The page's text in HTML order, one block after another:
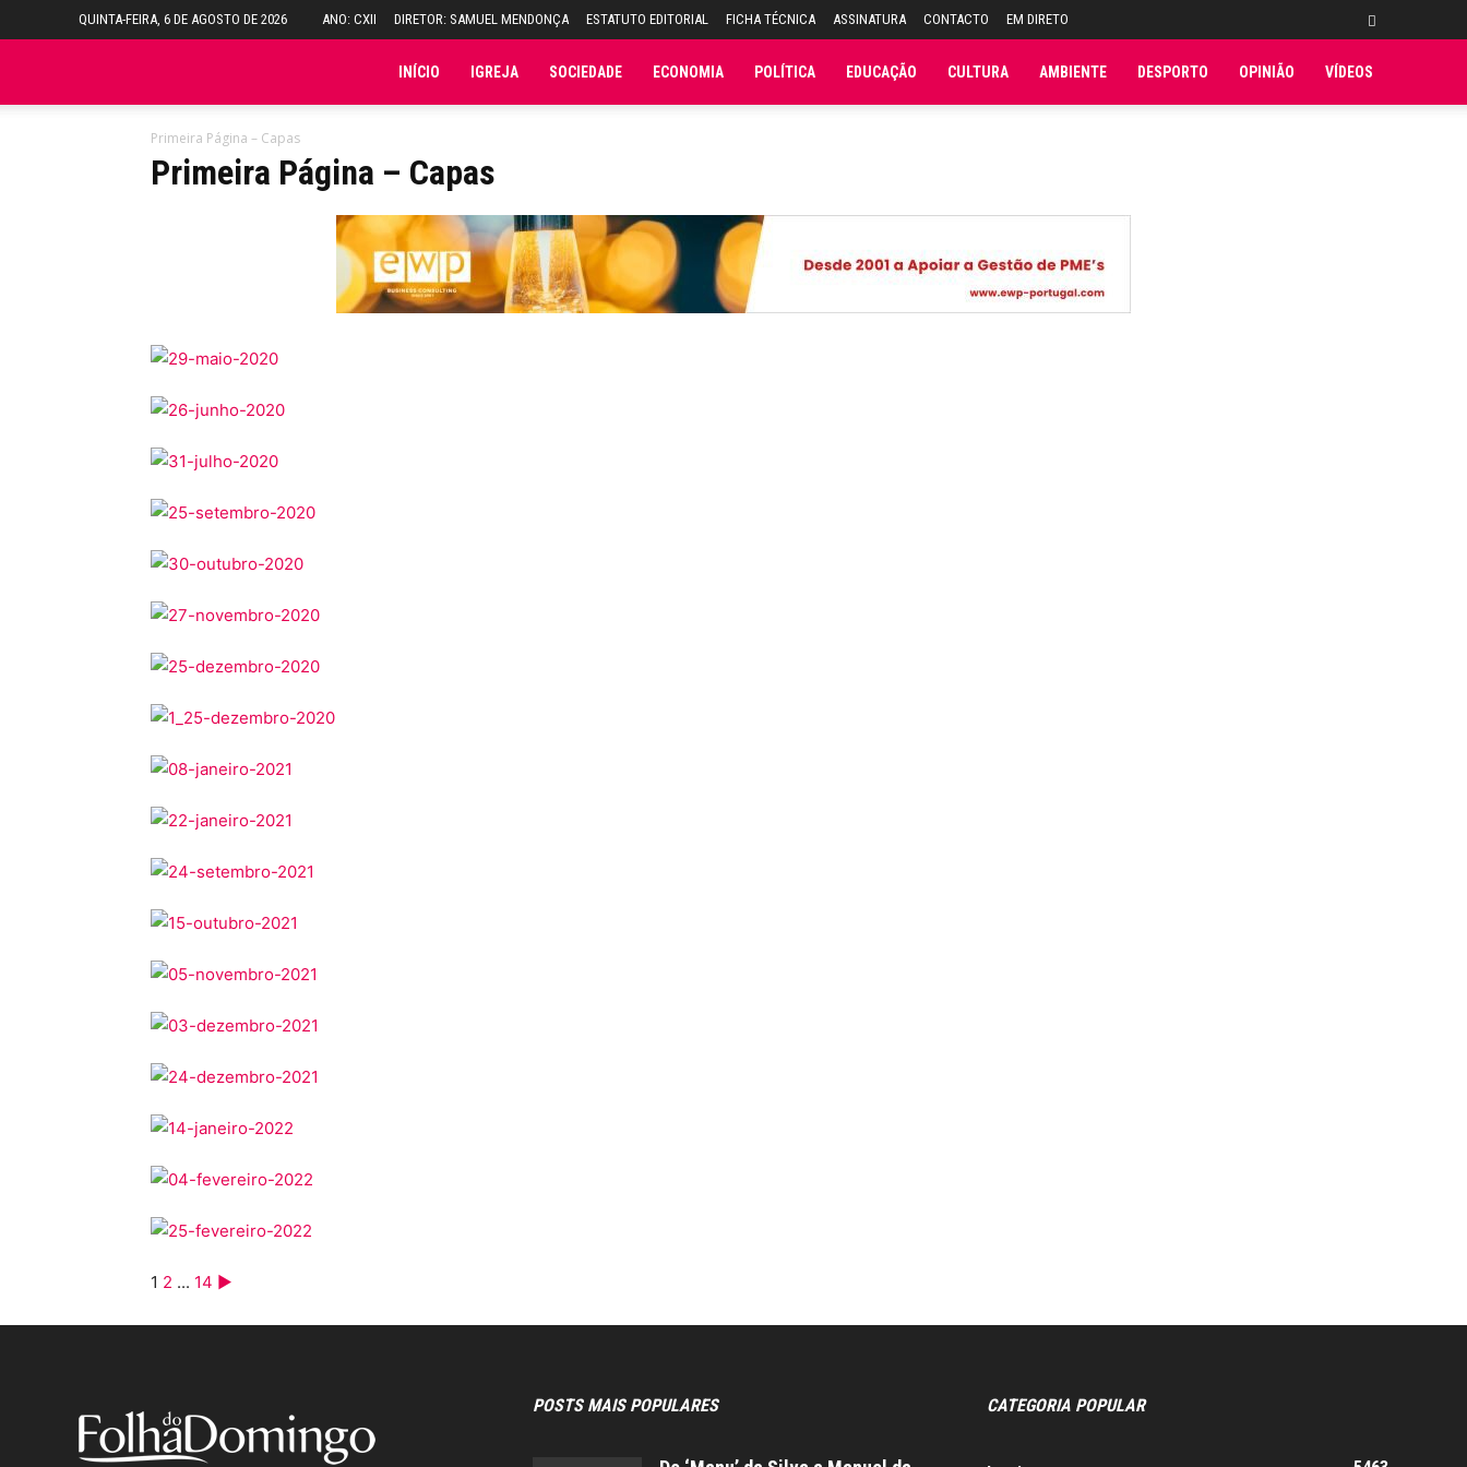
QUINTA-FEIRA, 6 DE AGOSTO DE 2026 ANO: CXII DIRETOR: SAMUEL MENDONÇA ESTATUTO EDITORIAL FICHA TÉCNICA ASSINATURA CONTACTO EM DIRETO
INÍCIO IGREJA SOCIEDADE ECONOMIA POLÍTICA EDUCAÇÃO CULTURA AMBIENTE DESPORTO OPINIÃO VÍDEOS
Primeira Página – Capas
Primeira Página – Capas
1 2 ... 14 ►
POSTS MAIS POPULARES CATEGORIA POPULAR